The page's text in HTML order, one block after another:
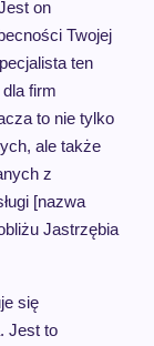
on
Twojej
ten
firm
to nie tylko
ale także
z
[nazwa
Jastrzębia
się
Jest to